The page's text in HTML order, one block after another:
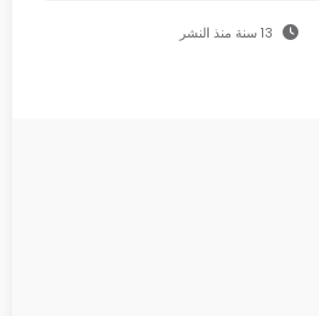
13 سنة منذ النشر